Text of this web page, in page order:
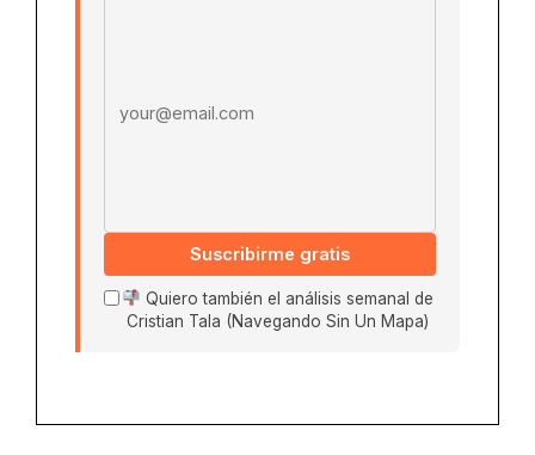
Suscribirme gratis
Quiero también el análisis semanal de
Cristian Tala (Navegando Sin Un Mapa)